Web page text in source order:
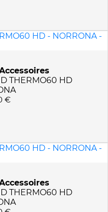
THERMO60 HD
€
THERMO60 HD